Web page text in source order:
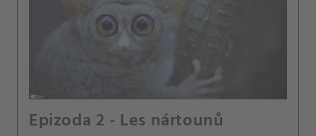
Epizoda 2 - Les nártounů